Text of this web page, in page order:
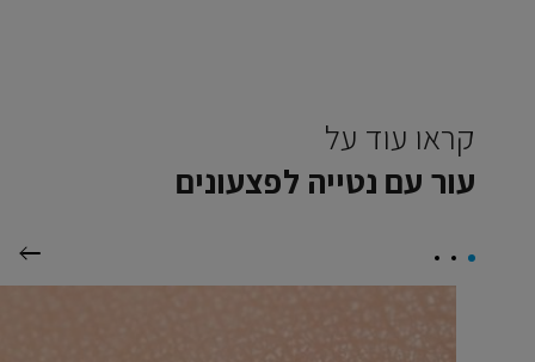
קראו עוד על
עור עם נטייה לפצעונים